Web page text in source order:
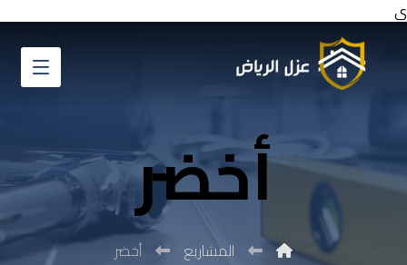
ي
أخضر
المشاريع أخضر